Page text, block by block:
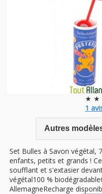
★ ★
1
Autres
Set Bulles à Savon végétal,
enfants, petits et grands !
soufflant et s'extasier
végétal100 %
AllemagneRecharge